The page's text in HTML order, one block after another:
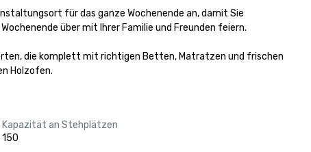
für das ganze Wochenende an, damit Sie
über mit Ihrer Familie und Freunden feiern.
die komplett mit richtigen Betten, Matratzen und frischen
Holzofen.
Kapazität an Stehplätzen
150